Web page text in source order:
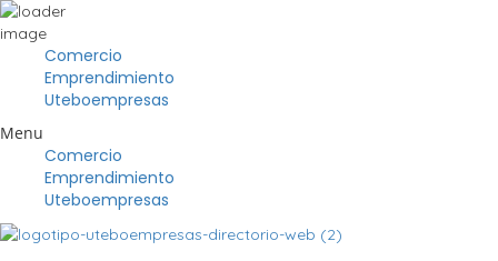
Comercio
Emprendimiento
Uteboempresas
Menu
Comercio
Emprendimiento
Uteboempresas